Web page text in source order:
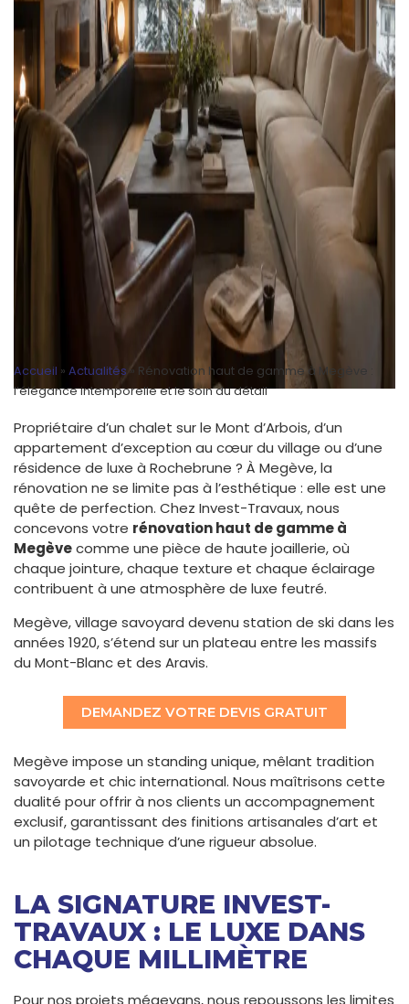
Accueil » Actualités » Rénovation haut de gamme à Megève :
l’élégance intemporelle et le soin du détail
Propriétaire d’un chalet sur le Mont d’Arbois, d’un
appartement d’exception au cœur du village ou d’une
résidence de luxe à Rochebrune ? À Megève, la
rénovation ne se limite pas à l’esthétique : elle est une
quête de perfection. Chez Invest-Travaux, nous
concevons votre rénovation haut de gamme à
Megèvecomme une pièce de haute joaillerie, où
chaque jointure, chaque texture et chaque éclairage
contribuent à une atmosphère de luxe feutré.
Megève, village savoyard devenu station de ski dans les
années 1920, s’étend sur un plateau entre les massifs
du Mont-Blanc et des Aravis.
DEMANDEZ VOTRE DEVIS GRATUIT
Megève impose un standing unique, mêlant tradition
savoyarde et chic international. Nous maîtrisons cette
dualité pour offrir à nos clients un accompagnement
exclusif, garantissant des finitions artisanales d’art et
un pilotage technique d’une rigueur absolue.
LA SIGNATURE INVEST-
TRAVAUX : LE LUXE DANS
CHAQUE MILLIMÈTRE
Pour nos projets mégevans, nous repoussons les limites